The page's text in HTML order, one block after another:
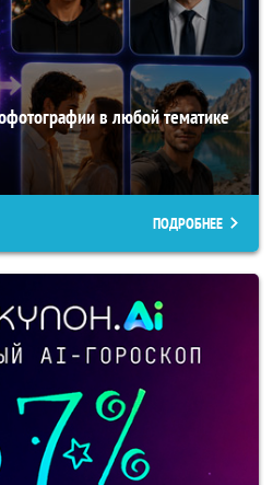
в любой тематике
ПОДРОБНЕЕ